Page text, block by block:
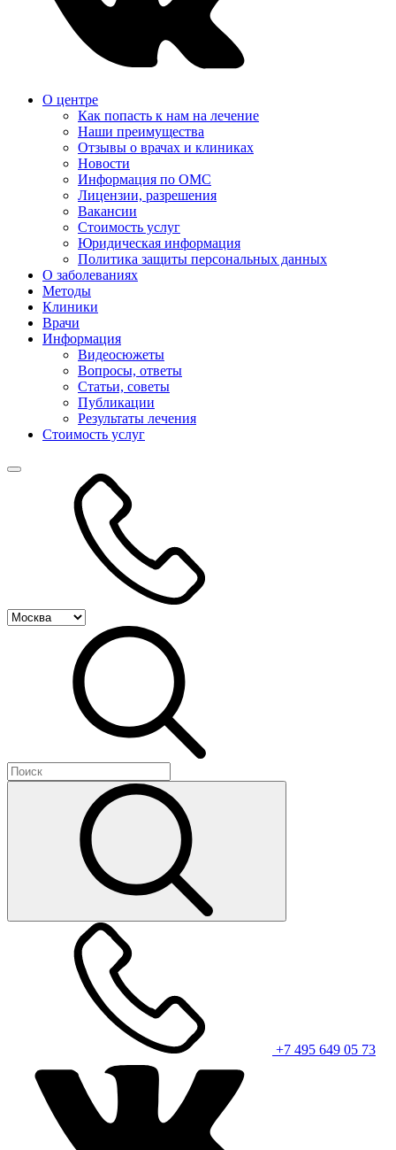
О центре
Как попасть к нам на лечение
Наши преимущества
Отзывы о врачах и клиниках
Новости
Информация по ОМС
Лицензии, разрешения
Вакансии
Стоимость услуг
Юридическая информация
Политика защиты персональных данных
О заболеваниях
Методы
Клиники
Врачи
Информация
Видеосюжеты
Вопросы, ответы
Статьи, советы
Публикации
Результаты лечения
Стоимость услуг
+7 495 649 05 73